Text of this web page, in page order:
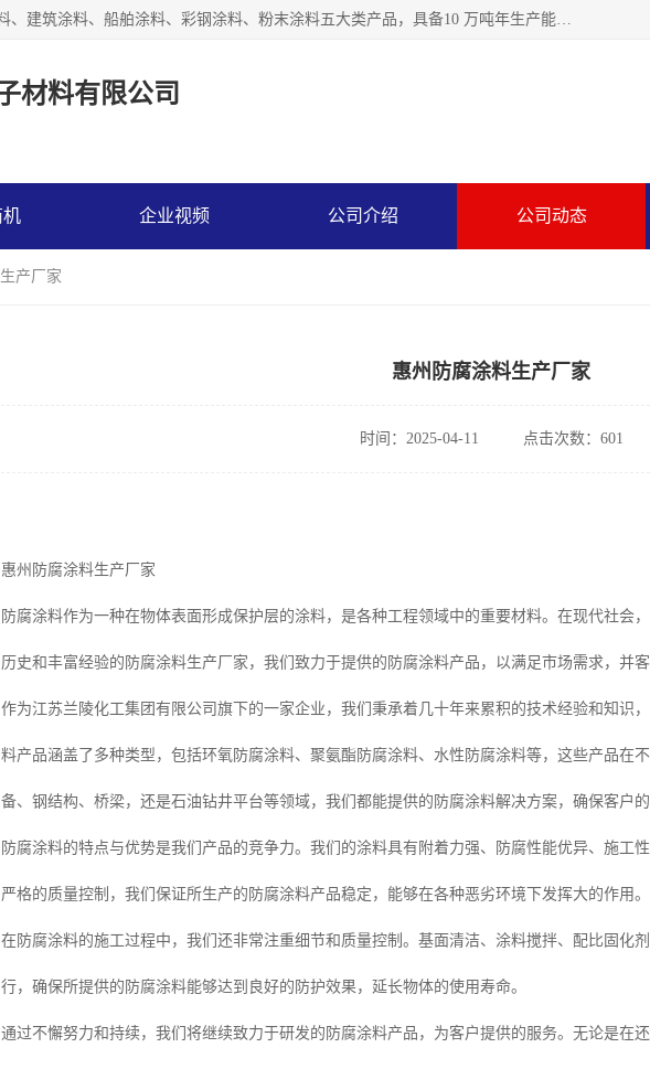
江苏兰陵化工集团有限公司主要生产防腐涂料、建筑涂料、船舶涂料、彩钢涂料、粉末涂料五大类产品，具备10 万吨年生产能力，可以提供优质精良的涂装施工服务，产品广销全国各地，大量出口亚非欧及拉美等国家。
材料有限公司
企业视频 公司介绍 公司动态
产厂家
惠州防腐涂料生产厂家
时间：2025-04-11 点击次数：601
惠州防腐涂料生产厂家
防腐涂料作为一种在物体表面形成保护层的涂料，是各种工程领域中的重要材料。在现代社会
历史和丰富经验的防腐涂料生产厂家，我们致力于提供的防腐涂料产品，以满足市场需求，并客
作为江苏兰陵化工集团有限公司旗下的一家企业，我们秉承着几十年来累积的技术经验和知识
料产品涵盖了多种类型，包括环氧防腐涂料、聚氨酯防腐涂料、水性防腐涂料等，这些产品在
备、钢结构、桥梁，还是石油钻井平台等领域，我们都能提供的防腐涂料解决方案，确保客户
防腐涂料的特点与优势是我们产品的竞争力。我们的涂料具有附着力强、防腐性能优异、施工
严格的质量控制，我们保证所生产的防腐涂料产品稳定，能够在各种恶劣环境下发挥大的作用。
在防腐涂料的施工过程中，我们还非常注重细节和质量控制。基面清洁、涂料搅拌、配比固化
行，确保所提供的防腐涂料能够达到良好的防护效果，延长物体的使用寿命。
通过不懈努力和持续，我们将继续致力于研发的防腐涂料产品，为客户提供的服务。无论是在